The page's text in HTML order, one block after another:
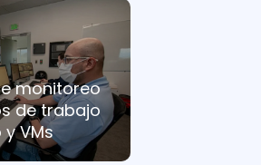
monitoreo
de trabajo
VMs